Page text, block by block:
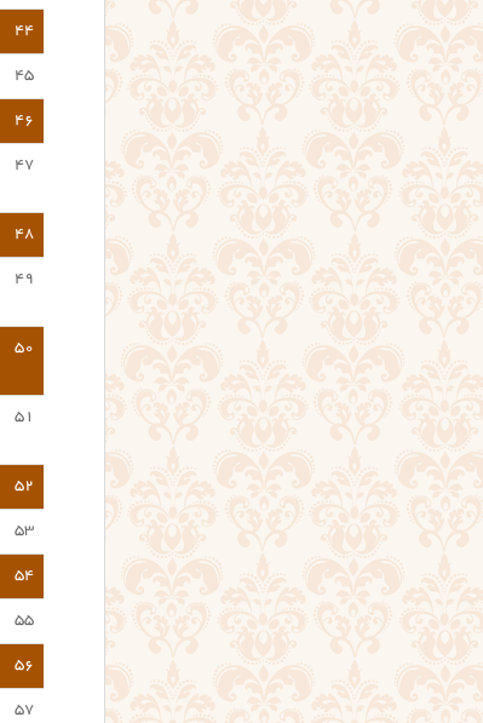
۴۴
۴۵
۴۶
۴۷
۴۸
۴۹
۵۰
۵۱
۵۲
۵۳
۵۴
۵۵
۵۶
۵۷